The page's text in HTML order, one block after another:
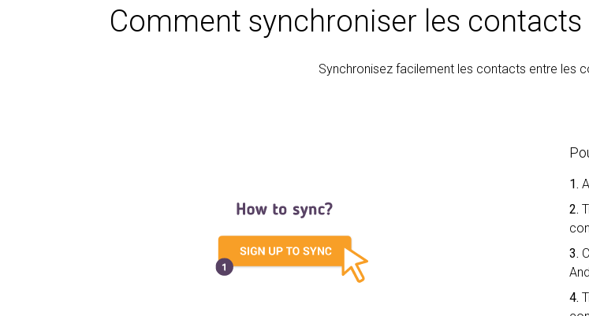
Comment synchroniser les contacts
Synchronisez facilement les contacts entre les
1.
2.
3.
4.